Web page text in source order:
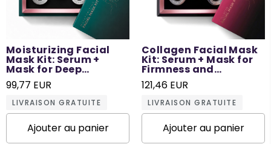
Moisturizing Facial
Mask Kit: Serum +
Mask for Deep
Hydration - 12 Times
Use
99,77 EUR
LIVRAISON GRATUITE
Ajouter au panier
Collagen Facial Mask
Kit: Serum + Mask for
Firmness and
Elasticity - 12 Times
Use
121,46 EUR
LIVRAISON GRATUITE
Ajouter au panier